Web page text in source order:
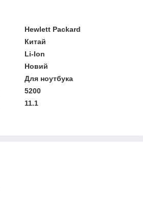
Hewlett Packard
Китай
Li-Ion
Новий
Для ноутбука
5200
11.1